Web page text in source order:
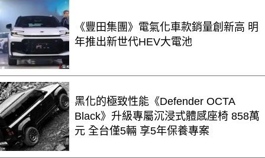
《豐田集團》電氣化車款銷量創新高 明
年推出新世代HEV大電池
黑化的極致性能《Defender OCTA
Black》升級專屬沉浸式體感座椅 858萬
元 全台僅5輛 享5年保養專案